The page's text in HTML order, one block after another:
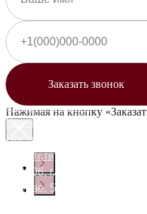
КОНТАКТЫ
Политика
© ООО «ДОМ ВИНА» 2022
Создание сайта
Крепкие напитки
Настойки
Сопутствующие товары
150006, г. Ярославль,
Фрунзе, 54Б
Заказать звонок
Нажимая на кнопку